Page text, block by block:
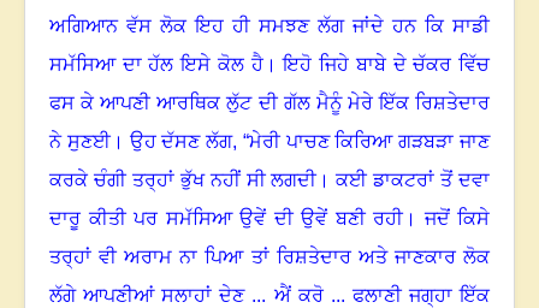
ਅਗਿਆਨ ਵੱਸ ਲੋਕ ਇਹ ਹੀ ਸਮਝਣ ਲੱਗ ਜਾਂਦੇ ਹਨ ਕਿ ਸਾਡੀ
ਸਮੱਸਿਆ ਦਾ ਹੱਲ ਇਸੇ ਕੋਲ ਹੈ।ਇਹੋ ਜਿਹੇ ਬਾਬੇ ਦੇ ਚੱਕਰ ਵਿੱਚ
ਫਸ ਕੇ ਆਪਣੀ ਆਰਥਿਕ ਲੁੱਟ ਦੀ ਗੱਲ ਮੈਨੂੰ ਮੇਰੇ ਇੱਕ ਰਿਸ਼ਤੇਦਾਰ
ਨੇ ਸੁਣਈ। ਉਹ ਦੱਸਣ ਲੱਗ, “ਮੇਰੀ ਪਾਚਣ ਕਿਰਿਆ ਗੜਬੜਾ ਜਾਣ
ਕਰਕੇ ਚੰਗੀ ਤਰ੍ਹਾਂ ਭੁੱਖ ਨਹੀਂ ਸੀ ਲਗਦੀ। ਕਈ ਡਾਕਟਰਾਂ ਤੋਂ ਦਵਾ
ਦਾਰੂ ਕੀਤੀ ਪਰ ਸਮੱਸਿਆ ਉਵੇਂ ਦੀ ਉਵੇਂ ਬਣੀ ਰਹੀ।ਜਦੋਂ ਕਿਸੇ
ਤਰ੍ਹਾਂ ਵੀ ਅਰਾਮ ਨਾ ਪਿਆ ਤਾਂ ਰਿਸ਼ਤੇਦਾਰ ਅਤੇ ਜਾਣਕਾਰ ਲੋਕ
ਲੱਗੇ ਆਪਣੀਆਂ ਸਲਾਹਾਂ ਦੇਣ ... ਐਂ ਕਰੋ ... ਫਲਾਣੀ ਜਗ੍ਹਾ ਇੱਕ